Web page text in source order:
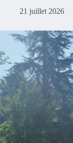
21 juillet 2026